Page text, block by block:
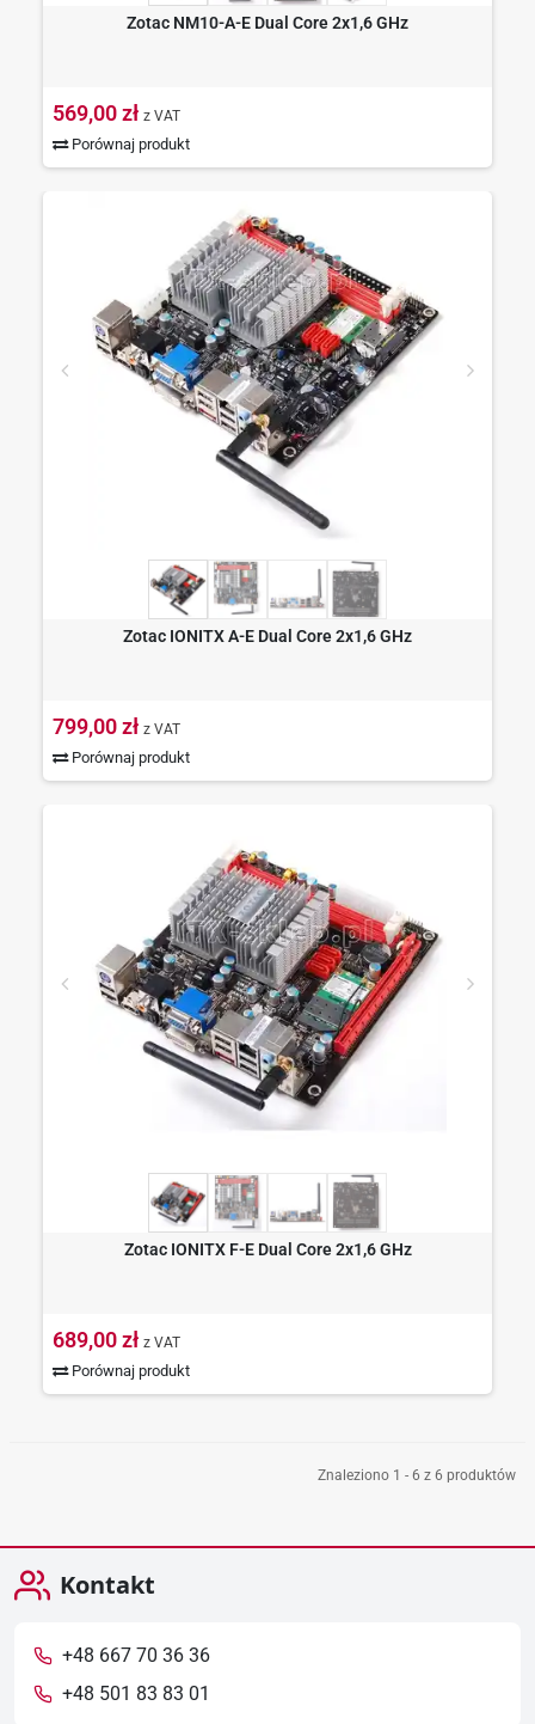
Zotac NM10-A-E Dual Core 2x1,6 GHz
569,00 zł z VAT
Porównaj produkt
Zotac IONITX A-E Dual Core 2x1,6 GHz
799,00 zł z VAT
Porównaj produkt
Zotac IONITX F-E Dual Core 2x1,6 GHz
689,00 zł z VAT
Porównaj produkt
Znaleziono 1 - 6 z 6 produktów
Kontakt
+48 667 70 36 36
+48 501 83 83 01